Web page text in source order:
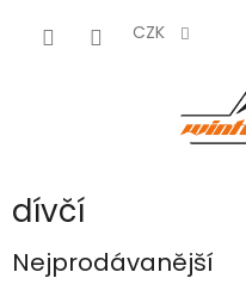
CZK
dívčí
Nejprodávanější